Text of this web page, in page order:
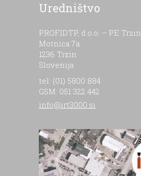
Uredništvo
PROFIDTP, d.o.o. – PE Trzin
Motnica 7a
1236 Trzin
Slovenija
tel: (01) 5800 884
GSM: 051 322 442
info@irt3000.si